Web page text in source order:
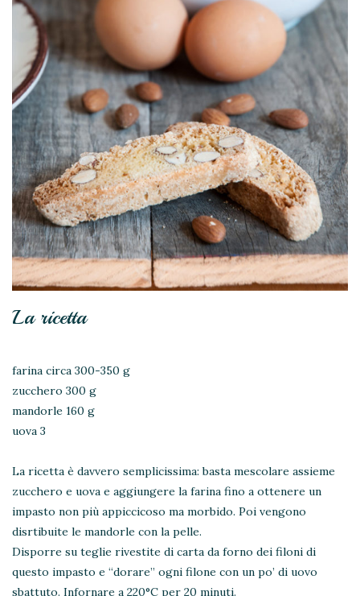
La ricetta
farina circa 300-350 g
zucchero 300 g
mandorle 160 g
uova 3
La ricetta è davvero semplicissima: basta mescolare assieme
zucchero e uova e aggiungere la farina fino a ottenere un
impasto non più appiccicoso ma morbido. Poi vengono
disrtibuite le mandorle con la pelle.
Disporre su teglie rivestite di carta da forno dei filoni di
questo impasto e “dorare” ogni filone con un po’ di uovo
sbattuto. Infornare a 220°C per 20 minuti.